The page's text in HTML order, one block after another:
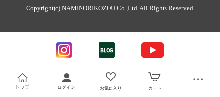
Copyright(c) NAMINORIKOZOU Co.,Ltd. All Rights Reserved.
トップ ログイン お気に入り カート